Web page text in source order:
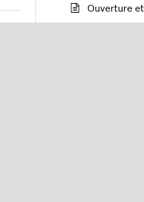
Ouverture